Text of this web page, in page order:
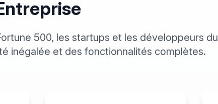
500, les startups et les développeurs du
inégalée et des fonctionnalités complètes.